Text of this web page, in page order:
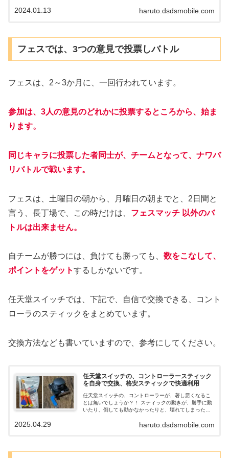
ラが用意してあって、トヨタらしく、スープラと、ヤリ
haruto.dsdsmobile.com
2024.01.13
フェスでは、3つの意見で投票しバトル
フェスは、2～3か月に、一回行われています。
参加は、3人の意見のどれかに投票するところから、始ま
ります。
同じキャラに投票した者同士が、チームとなって、ナワバ
リバトルで戦います。
フェスは、土曜日の朝から、月曜日の朝までと、2日間と
言う、長丁場で、この時だけは、 フェスマッチ 以外のバ
トルは出来ません。
自チームが勝つには、負けても勝っても、 数をこなして、
ポイントをゲットするしかないです。
任天堂スイッチでは、下記で、自信で交換できる、コント
ローラのスティックをまとめています。
交換方法なども書いていますので、参考にしてください。
任天堂スイッチの、コントローラースティック
を自身で交換、格安スティックで快適利用
任天堂スイッチの、コントローラーが、著し悪くなるこ
とは無いでしょうか？！ スティックの動きが、勝手に動
いたり、倒しても動かなかったりと、壊れてしまった
しいコントローラーを買うのは、高額で、買いたくない
haruto.dsdsmobile.com
2025.04.29